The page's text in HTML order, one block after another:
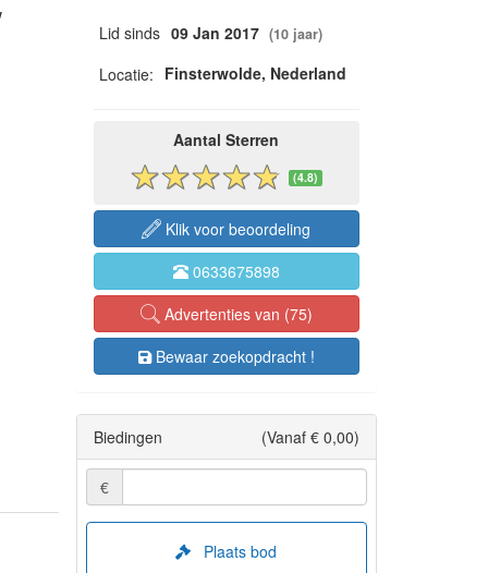
Lid sinds 09 Jan 2017 (10 jaar)
Locatie: Finsterwolde, Nederland
Aantal Sterren
(4.8)
Klik voor beoordeling
0633675898
Advertenties van (75)
Bewaar zoekopdracht !
Biedingen (Vanaf € 0,00)
€
Plaats bod